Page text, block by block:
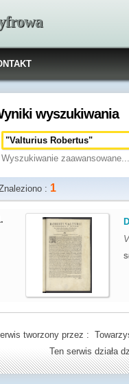
wyszukiwania
Wyszukiwanie zaawansowane...
: 1
tworzony przez :
Ten serwis działa